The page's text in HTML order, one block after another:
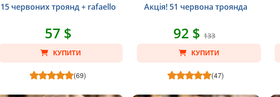
15 червоних троянд + rafaello
57 $
КУПИТИ
(69)
Акція! 51 червона троянда
92 $133
КУПИТИ
(47)